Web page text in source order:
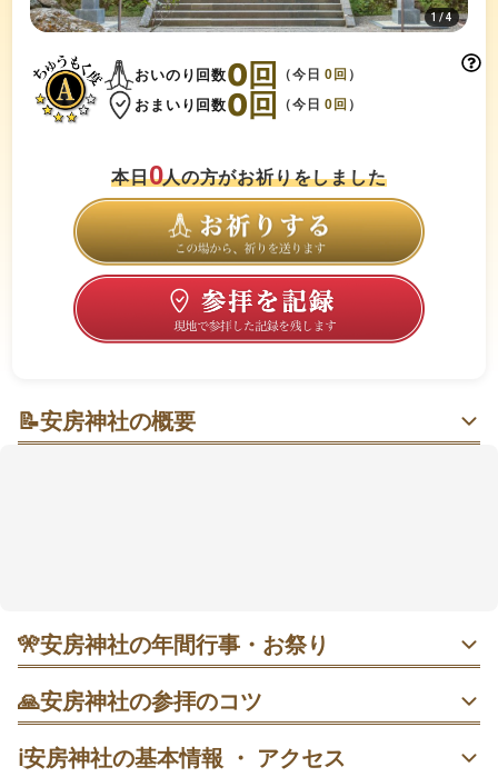
1/4
おいのり回数0回 （今日0 回 ）
おまいり回数0回 （今日0 回 ）
本日0人の方がお祈りをしました
📝安房神社の概要
今に伝えています。
🎌安房神社の年間行事・お祭り
・ 1月1〜3日 歳旦祭｜新年の祈りが続く三が日。期間中は
混雑するため、早朝や時間をずらすと参拝しやすい。（境
内）
🙏安房神社の参拝のコツ
一の鳥居をくぐり→手水→拝殿へ。混雑時は参道の端を歩
き、撮影は短時間で。
ℹ️安房神社の基本情報 ・ アクセス